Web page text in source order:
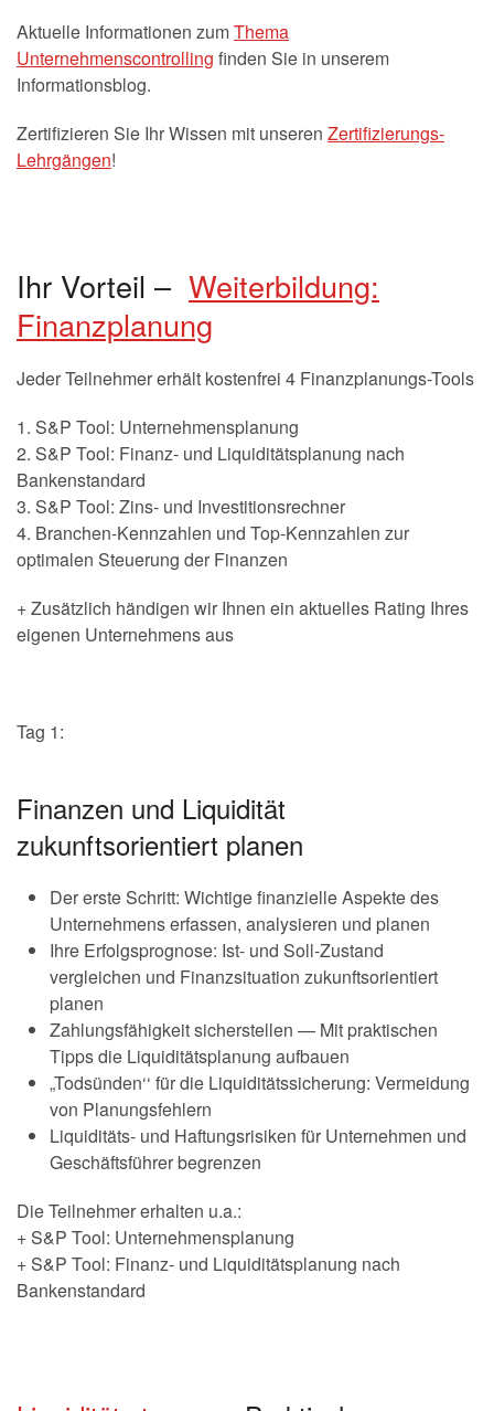
Aktuelle Informationen zumThema
Unternehmenscontrolling finden Sie in unserem
Informationsblog.
Zertifizieren Sie Ihr Wissen mit unseren Zertifizierungs-
Lehrgängen!
Ihr Vorteil – Weiterbildung:
Finanzplanung
Jeder Teilnehmer erhält kostenfrei 4 Finanzplanungs-Tools
1. S&P Tool: Unternehmensplanung
2. S&P Tool: Finanz- und Liquiditätsplanung nach
Bankenstandard
3. S&P Tool: Zins- und Investitionsrechner
4. Branchen-Kennzahlen und Top-Kennzahlen zur
optimalen Steuerung der Finanzen
+ Zusätzlich händigen wir Ihnen ein aktuelles Rating Ihres
eigenen Unternehmens aus
Tag 1:
Finanzen und Liquidität
zukunftsorientiert planen
Der erste Schritt: Wichtige finanzielle Aspekte des
Unternehmens erfassen, analysieren und planen
Ihre Erfolgsprognose: Ist- und Soll-Zustand
vergleichen und Finanzsituation zukunftsorientiert
planen
Zahlungsfähigkeit sicherstellen — Mit praktischen
Tipps die Liquiditätsplanung aufbauen
„Todsünden‘‘ für die Liquiditätssicherung: Vermeidung
von Planungsfehlern
Liquiditäts- und Haftungsrisiken für Unternehmen und
Geschäftsführer begrenzen
Die Teilnehmer erhalten u.a.:
+ S&P Tool: Unternehmensplanung
+ S&P Tool: Finanz- und Liquiditätsplanung nach
Bankenstandard